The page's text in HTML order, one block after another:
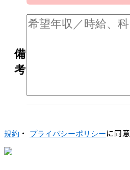
備
考
規約 ・ プライバシーポリシーに同